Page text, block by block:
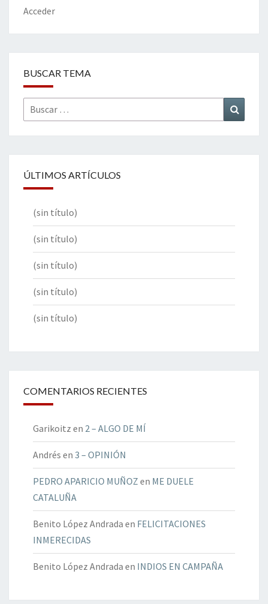
k
Acceder
BUSCAR TEMA
Buscar
por:
ÚLTIMOS ARTÍCULOS
(sin título)
(sin título)
(sin título)
(sin título)
(sin título)
COMENTARIOS RECIENTES
Garikoitz en 2 – ALGO DE MÍ
Andrés en 3 – OPINIÓN
PEDRO APARICIO MUÑOZ en ME DUELE
CATALUÑA
Benito López Andrada en FELICITACIONES
INMERECIDAS
Benito López Andrada en INDIOS EN CAMPAÑA